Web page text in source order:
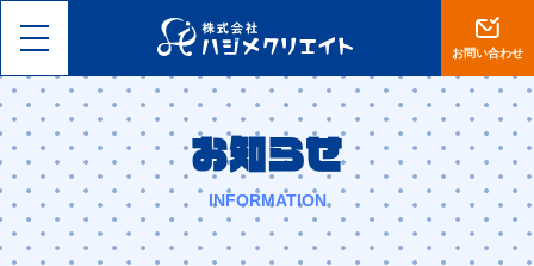
お問い合わせ
お知らせ
INFORMATION
<html lang="ja">
<head>
<meta charset="utf-8">
<meta name="viewport" content="width=device-width, initial-scale=1,
<meta name="format-detection" content="telephone=no">
<title>【岡山】集客設計に自信あり。ホームページ制作・ECサイト
<!-- <link rel="shortcut icon" href="--><!--/favicon.ico">-->